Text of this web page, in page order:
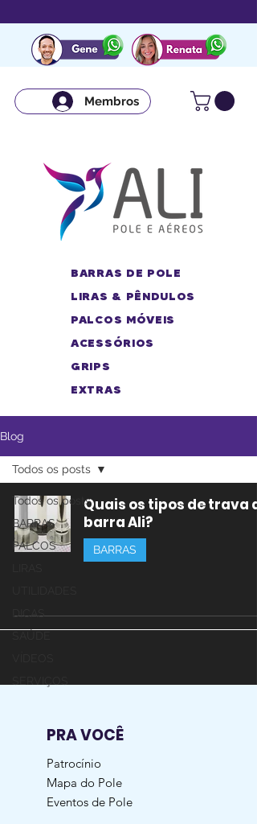
Membros
BARRAS DE POLE
LIRAS & PÊNDULOS
PALCOS MÓVEIS
ACESSÓRIOS
GRIPS
EXTRAS
Blog
Todos os posts
BARRAS
PALCOS
DICAS
Todos os posts
Quais os tipos de trava
barra Ali?
BARRAS
PRA VOCÊ
Patrocínio
Mapa do Pole
Eventos de Pole